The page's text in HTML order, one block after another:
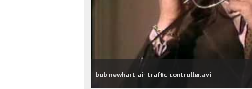
bob newhart air traffic controller.avi